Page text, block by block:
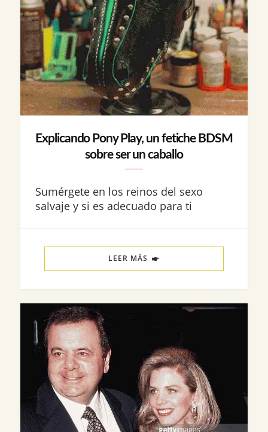
Explicando Pony Play, un fetiche BDSM
sobre ser un caballo
Sumérgete en los reinos del sexo
salvaje y si es adecuado para ti
LEER MÁS